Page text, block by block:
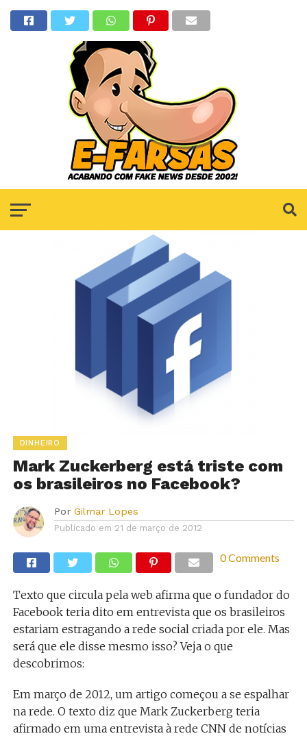
DINHEIRO
Mark Zuckerberg está triste com
os brasileiros no Facebook?
Por Gilmar Lopes
Publicado em 21 de março de 2012
0 Comments
Texto que circula pela web afirma que o fundador do
Facebook teria dito em entrevista que os brasileiros
estariam estragando a rede social criada por ele. Mas
será que ele disse mesmo isso? Veja o que
descobrimos:
Em março de 2012, um artigo começou a se espalhar
na rede. O texto diz que Mark Zuckerberg teria
afirmado em uma entrevista à rede CNN de notícias